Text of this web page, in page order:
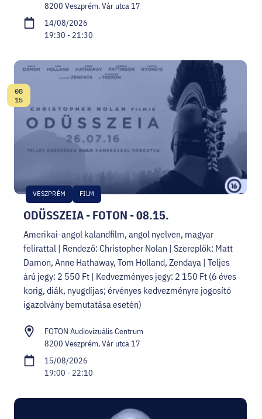
8200 Veszprém, Vár utca 17
14/08/2026
19:30 - 21:30
ODÜSSZEIA - FOTON - 08.15.
VESZPRÉM FILM
Date:
08
15
Amerikai-angol kalandfilm, angol nyelven, magyar
felirattal | Rendező: Christopher Nolan | Szereplők: Matt
Damon, Anne Hathaway, Tom Holland, Zendaya | Teljes
árú jegy: 2 550 Ft | Kedvezményes jegy: 2 150 Ft (6 éves
korig, diák, nyugdíjas; érvényes kedvezményre jogosító
igazolvány bemutatása esetén)
FOTON Audiovizuális Centrum
8200 Veszprém, Vár utca 17
15/08/2026
19:00 - 22:10